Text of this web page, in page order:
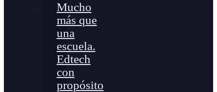
Mucho
más que
una
escuela.
Edtech
con
propósito